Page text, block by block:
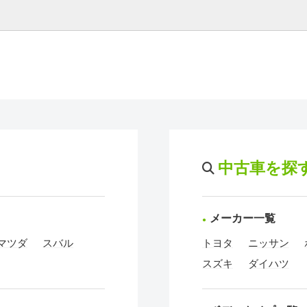
ツダ スバル
中古車を探
メーカー一覧
トヨタ ニッサン
スズキ
ダイハツ